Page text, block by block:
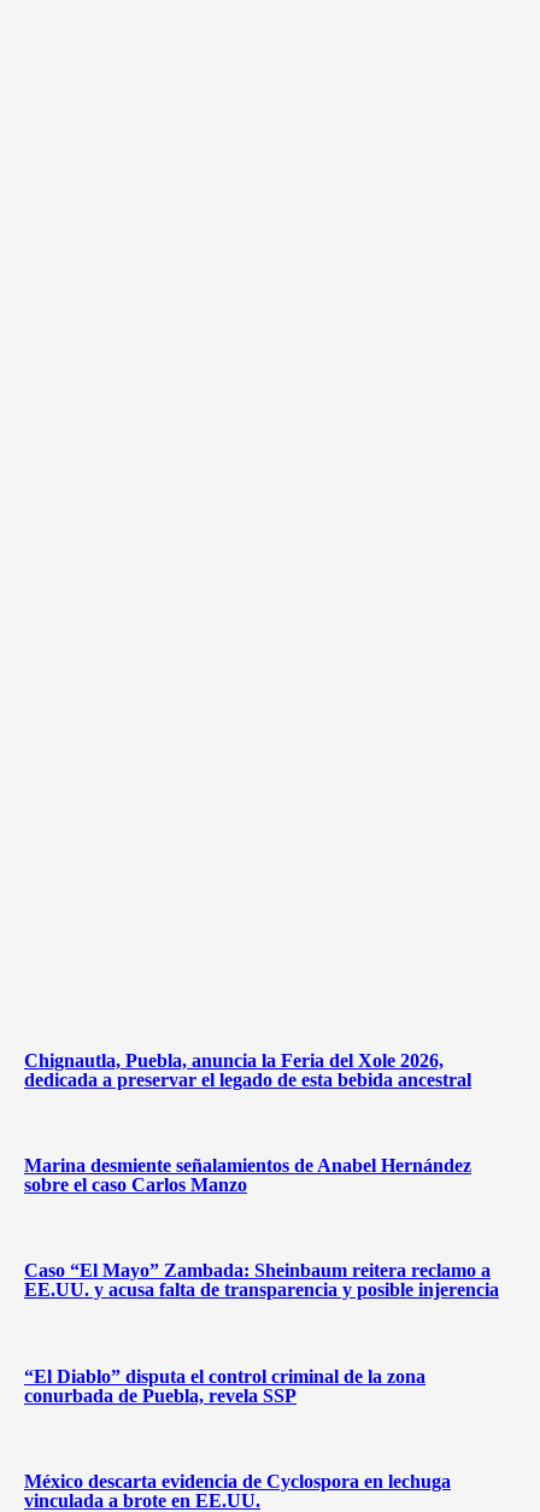
Chignautla, Puebla, anuncia la Feria del Xole 2026,
dedicada a preservar el legado de esta bebida ancestral
Marina desmiente señalamientos de Anabel Hernández
sobre el caso Carlos Manzo
Caso “El Mayo” Zambada: Sheinbaum reitera reclamo a
EE.UU. y acusa falta de transparencia y posible injerencia
“El Diablo” disputa el control criminal de la zona
conurbada de Puebla, revela SSP
México descarta evidencia de Cyclospora en lechuga
vinculada a brote en EE.UU.